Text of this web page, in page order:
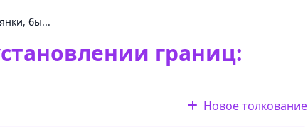
бы...
границ:
Новое толкование